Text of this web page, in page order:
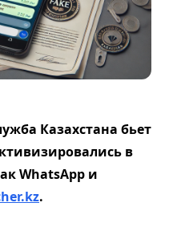
Казахстана бьет
в
WhatsApp и
.